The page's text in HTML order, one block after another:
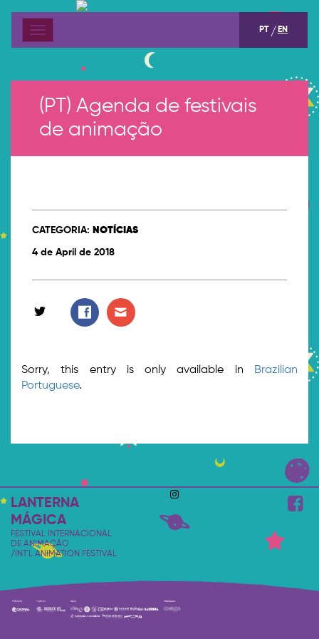
Menu PT EN
(PT) Agenda de festivais
de animação
CATEGORIA: NOTÍCIAS
4 de April de 2018
Sorry, this entry is only available in
Brazilian
Portuguese.
LANTERNA
MÁGICA
FESTIVAL INTERNACIONAL
DE ANIMAÇÃO
/INT'L ANIMATION FESTIVAL